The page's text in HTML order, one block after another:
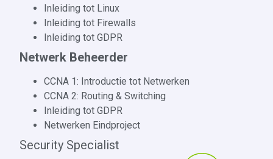
Inleiding tot Linux
Inleiding tot Firewalls
Inleiding tot GDPR
Netwerk Beheerder
CCNA 1: Introductie tot Netwerken
CCNA 2: Routing & Switching
Inleiding tot GDPR
Netwerken Eindproject
Security Specialist